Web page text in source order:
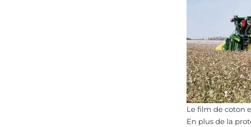
Le film de coton
En plus de la